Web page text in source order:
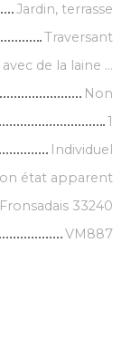
Jardin, terrasse
Traversant
Des combles + complément avec de la laine de roche soufflée
Non
1
Individuel
état apparent
33240
VM887